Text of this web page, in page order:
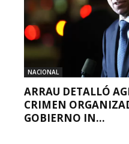
NACIONAL
ARRAU DETALLÓ
CRIMEN
GOBIERNO IN...